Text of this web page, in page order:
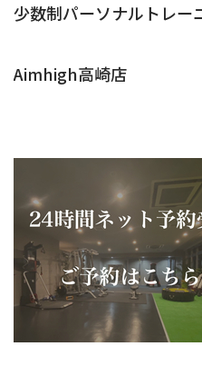
少数制パーソナルトレー
Aimhigh高崎店